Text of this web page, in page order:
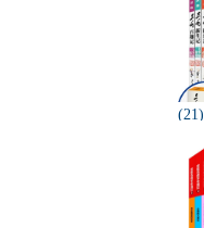
量
文
小